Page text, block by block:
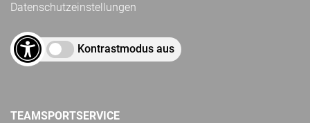
Datenschutzeinstellungen
Kontrastmodus aus
TEAMSPORTSERVICE